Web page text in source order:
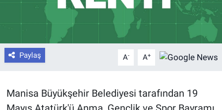
Paylaş A- A+
Manisa Büyükşehir Belediyesi tarafından 19